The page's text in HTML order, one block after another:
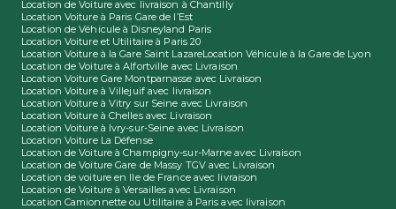
Location de Voiture avec livraison à Chantilly
Location Voiture à Paris Gare de l’Est
Location de Véhicule à Disneyland Paris
Location Voiture et Utilitaire à Paris 20
Location Voiture à la Gare Saint LazareLocation Véhicule à la Gare de Lyon
Location de Voiture à Alfortville avec Livraison
Location Voiture Gare Montparnasse avec Livraison
Location Voiture à Villejuif avec livraison
Location Voiture à Vitry sur Seine avec Livraison
Location Voiture à Chelles avec Livraison
Location Voiture à Ivry-sur-Seine avec Livraison
Location Voiture La Défense
Location de Voiture à Champigny-sur-Marne avec Livraison
Location de Voiture Gare de Massy TGV avec Livraison
Location de voiture en Ile de France avec livraison
Location de Voiture à Versailles avec Livraison
Location Camionnette ou Utilitaire à Paris avec livraison